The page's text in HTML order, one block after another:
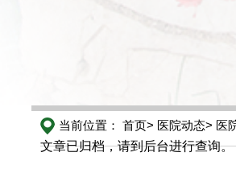
当前位置： 首页> 医院动态> 医
文章已归档，请到后台进行查询。